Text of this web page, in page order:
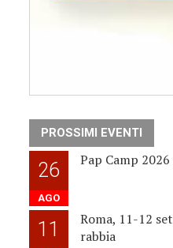
PROSSIMI EVENTI
26
AGO
Pap Camp
11
Roma, 11-12
rabbia